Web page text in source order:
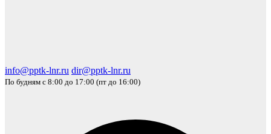
info@pptk-lnr.ru dir@pptk-lnr.ru
По будням с 8:00 до 17:00 (пт до 16:00)